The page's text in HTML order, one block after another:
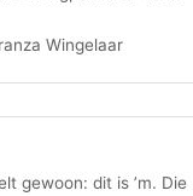
Wingelaar
gewoon: dit is ’m. Die